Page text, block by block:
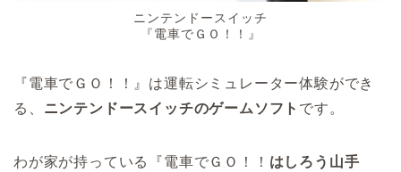
ニンテンドースイッチ
『電車でＧＯ！！』
『電車でＧＯ！！』は運転シミュレーター体験ができ
る、 ニンテンドースイッチのゲームソフト です。
わが家が持っている『電車でＧＯ！！ はしろう山手